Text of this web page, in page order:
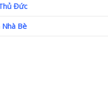
Đức
Bè